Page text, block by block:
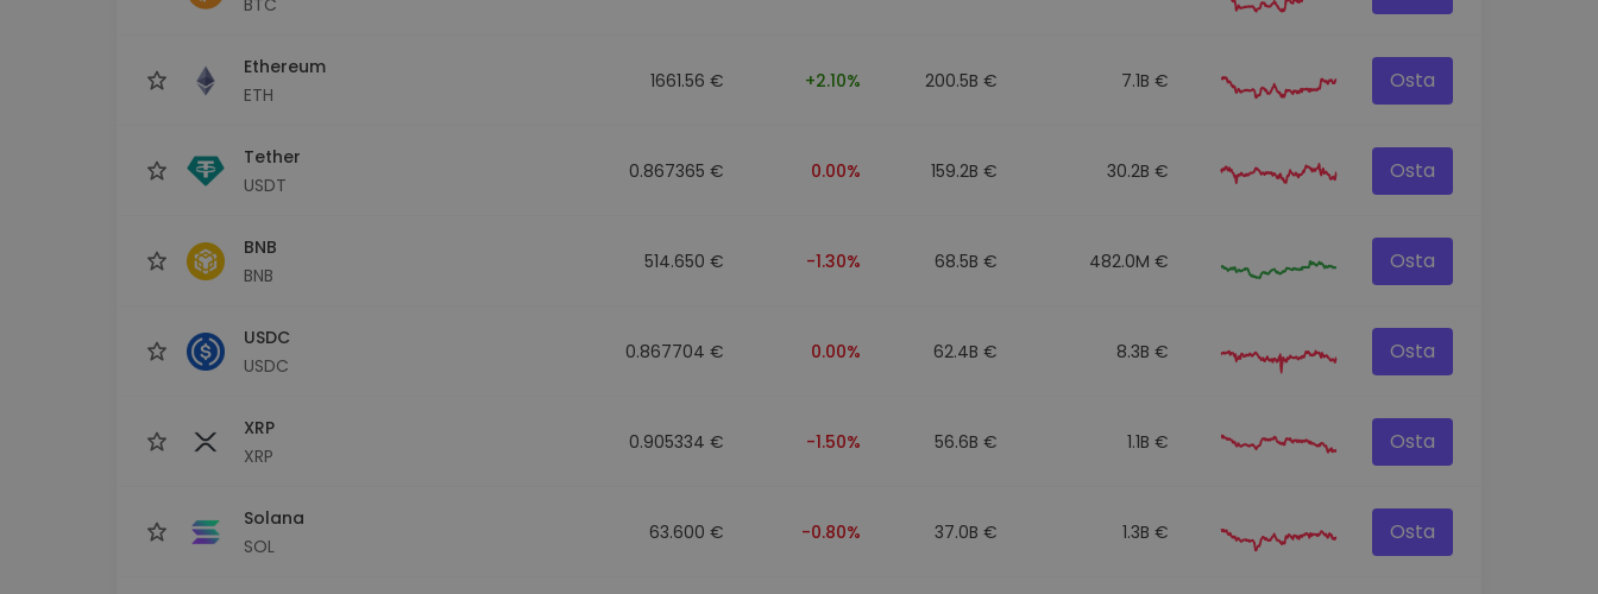
Ethereum
ETH
1661.56 € +2.10% 200.5B € 7.1B € Osta
Tether
USDT
0.867365 € 0.00% 159.2B € 30.2B € Osta
BNB
BNB
514.650 € -1.30% 68.5B € 482.0M € Osta
USDC
USDC
0.867704 € 0.00% 62.4B € 8.3B € Osta
XRP
XRP
0.905334 € -1.50% 56.6B € 1.1B € Osta
Solana
SOL
63.600 € -0.80% 37.0B € 1.3B € Osta